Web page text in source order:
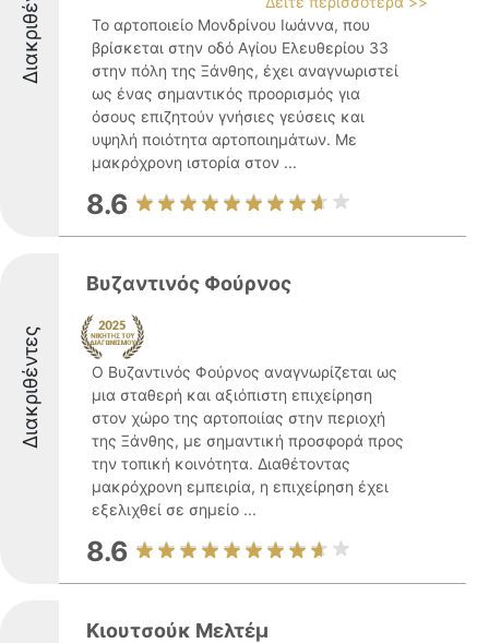
Το αρτοποιείο Μονδρίνου Ιωάννα, που
βρίσκεται στην οδό Αγίου Ελευθερίου 33
στην πόλη της Ξάνθης, έχει αναγνωριστεί
ως ένας σημαντικός προορισμός για
όσους επιζητούν γνήσιες γεύσεις και
υψηλή ποιότητα αρτοποιημάτων. Με
μακρόχρονη ιστορία στον ...
8.6
Διακριθέντες
Βυζαντινός Φούρνος
Ο Βυζαντινός Φούρνος αναγνωρίζεται ως
μια σταθερή και αξιόπιστη επιχείρηση
στον χώρο της αρτοποιίας στην περιοχή
της Ξάνθης, με σημαντική προσφορά προς
την τοπική κοινότητα. Διαθέτοντας
μακρόχρονη εμπειρία, η επιχείρηση έχει
εξελιχθεί σε σημείο ...
8.6
Κιουτσούκ Μελτέμ